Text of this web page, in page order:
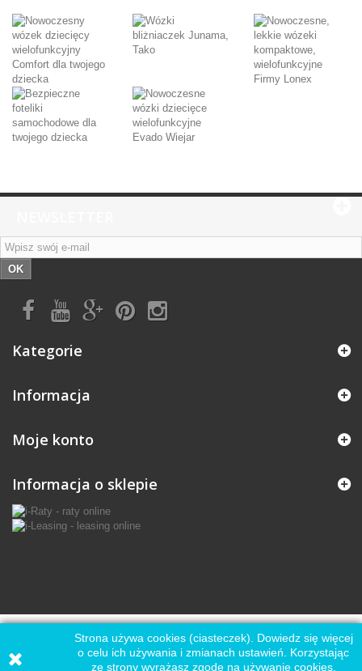
OK
Kategorie
Informacja
Moje konto
Informacja o sklepie
Strona używa cookies (ciasteczek). Dowiedz się więcej
o celu ich używania i zmianach ustawień. Korzystając
ze strony wyrażasz zgodę na używanie cookies,